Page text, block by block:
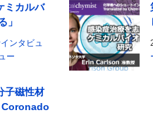
ミカルバ
」
ンタビュ
ー
子磁性材